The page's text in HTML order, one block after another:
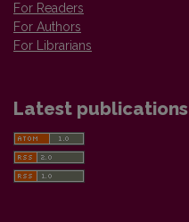
For Readers
For Authors
For Librarians
Latest publications